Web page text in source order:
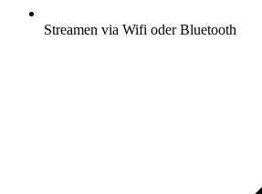
Streamen via Wifi oder Bluetooth